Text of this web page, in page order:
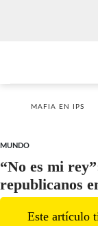
MAFIA EN IPS
MUNDO
“No es mi
republicanos
Este artículo